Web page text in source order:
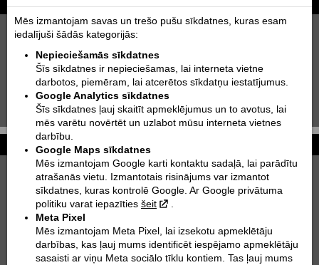
Jauni:
Lietoti:
Izvēlēties
Modelis:
Izvēlēties
Meklēt!
Foto galerijas
KTM 250 EXC TPI SIX DAYS | 2022
KTM 890 DUKE
KTM 300 EXC TPI | 2021
KTM 790 ADVENTURE R RALLY | 2020
Mēs izmantojam savas un trešo pušu sīkdatnes, kuras esam
iedalījuši šādās kategorijās:
Nepieciešamās sīkdatnes
Šīs sīkdatnes ir nepieciešamas, lai interneta vietne
darbotos, piemēram, lai atcerētos sīkdatņu iestatījumus.
Google Analytics sīkdatnes
Šīs sīkdatnes ļauj skaitīt apmeklējumus un to avotus, lai
mēs varētu novērtēt un uzlabot mūsu interneta vietnes
darbību.
Google Maps sīkdatnes
Mēs izmantojam Google karti kontaktu sadaļā, lai parādītu
atrašanās vietu. Izmantotais risinājums var izmantot
sīkdatnes, kuras kontrolē Google. Ar Google privātuma
politiku varat iepazīties šeit
Meta Pixel
Mēs izmantojam Meta Pixel, lai izsekotu apmeklētāju
darbības, kas ļauj mums identificēt iespējamo apmeklētāju
sasaisti ar viņu Meta sociālo tīklu kontiem. Tas ļauj mums